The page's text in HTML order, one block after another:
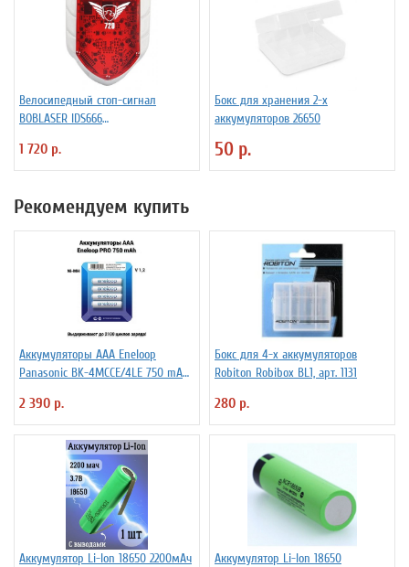
Велосипедный стоп-сигнал
BOBLASER IDS666
1 720 р.
Бокс для хранения 2-х
аккумуляторов 26650
50 р.
Рекомендуем купить
Аккумуляторы ААА Еneloop
Panasonic BK-4MCCE/4LE 750 mAh
2 390 р.
Бокс для 4-х аккумуляторов
Robiton Robibox BL1, арт. 1131
280 р.
Аккумулятор Li-Ion 18650 2200мАч
Аккумулятор Li-Ion 18650